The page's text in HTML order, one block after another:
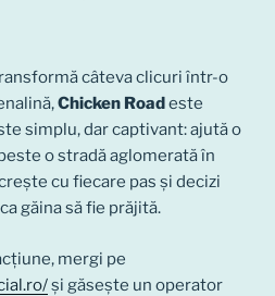
câteva clicuri într-o
Chicken Road este
simplu, dar captivant: ajută o
o stradă aglomerată în
cu fiecare pas și decizi
găina să fie prăjită.
mergi pe
și găsește un operator